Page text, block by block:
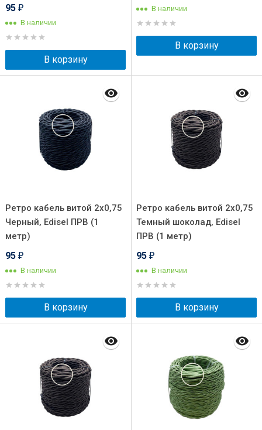
95 ₽
В наличии
В корзину
В наличии
В корзину
Ретро кабель витой 2x0,75
Черный, Edisel ПРВ (1
метр)
95 ₽
В наличии
В корзину
Ретро кабель витой 2x0,75
Темный шоколад, Edisel
ПРВ (1 метр)
95 ₽
В наличии
В корзину